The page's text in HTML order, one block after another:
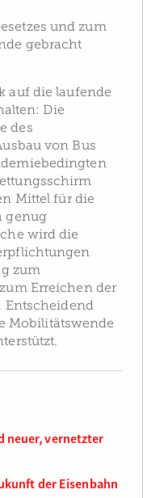
und zum
gebracht
auf die laufende
Die
des
von Bus
Mittel für die
genug
wird die
zum
Erreichen der
Entscheidend
Mobilitätswende
neuer, vernetzter
der Eisenbahn